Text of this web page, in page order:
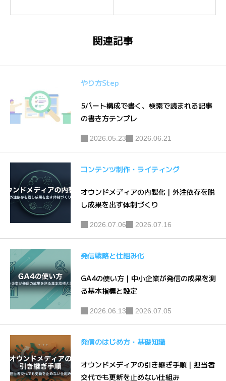
ランディ
ングを変
｜中小企
業の共感
店」の事
ける世界
観の作り
方
関連記事
やり方Step
5パート構成で書く、検索で読まれる記事
の書き方テンプレ
2026.05.23 2026.06.21
コンテンツ制作・ライティング
オウンドメディアの内製化｜外注依存を脱
し成果を出す体制づくり
2026.07.06 2026.07.16
発信戦略と仕組み化
GA4の使い方｜中小企業が発信の成果を測
る基本指標と設定
2026.06.13 2026.07.05
発信のはじめ方・基礎知識
オウンドメディアの引き継ぎ手順｜担当者
交代でも更新を止めない仕組み